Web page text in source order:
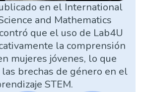
en el International
and Mathematics
que el uso de Lab4U
la comprensión
mujeres jóvenes, lo que
las brechas de género en el
STEM.